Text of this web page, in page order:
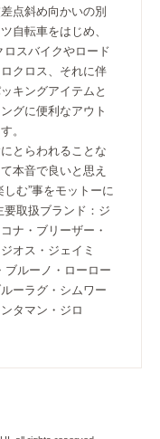
点斜め向かいの別
自転車をはじめ、
スバイクやロード
クロス、それに伴
キングアイテムと
グに便利なアウト
。
とらわれることな
本音で良いと思え
む”事をモットーに
要取扱ブランド：ジ
ナ・ブリーザー・
オス・ジェイミ
ブルーノ・ローロー
ーラグ・シムワー
ンタマン・ジロ